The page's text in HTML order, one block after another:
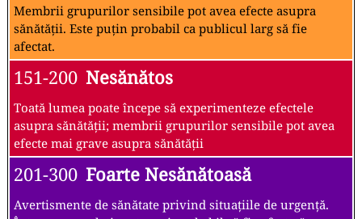
Membrii grupurilor sensibile pot avea efecte asupra
sănătății. Este puțin probabil ca publicul larg să fie
afectat.
151-200 Nesănătos
Toată lumea poate începe să experimenteze efectele
asupra sănătății; membrii grupurilor sensibile pot avea
efecte mai grave asupra sănătății
201-300 Foarte Nesănătoasă
Avertismente de sănătate privind situațiile de urgență.